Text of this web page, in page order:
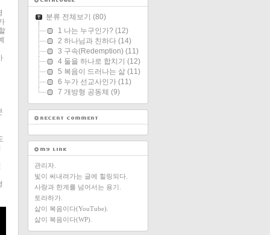
분류 전체보기 (80)
1 나는 누구인가? (12)
2 하나님과 친하다 (14)
3 구속(Redemption) (11)
4 둘을 하나로 합치기 (12)
5 복음이 드러나는 삶 (11)
6 누가 선교사인가 (11)
7 개방형 공동체 (9)
관리자.
빛이 써내려가는 글에 힐링되다.
사랑과 한계를 넘어서는 용기.
토라하가.
삶이 복음이다(YouTube).
삶이 복음이다(WP).